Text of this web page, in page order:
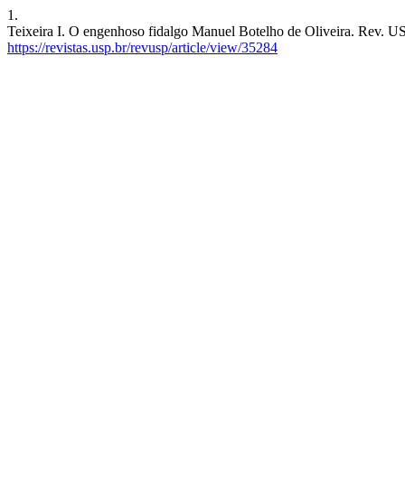
1.
Teixeira I. O engenhoso fidalgo Manuel Botelho de Oliveira. Rev.
https://revistas.usp.br/revusp/article/view/35284